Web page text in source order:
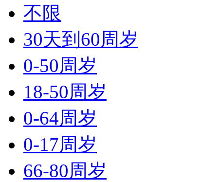
不限
30天到60周岁
0-50周岁
18-50周岁
0-64周岁
0-17周岁
66-80周岁